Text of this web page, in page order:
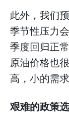
此外，我们
季节性压力
季度回归正
原油价格也
高，小的需
艰难的政策